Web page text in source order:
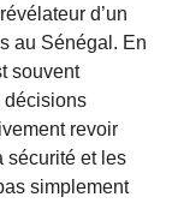
d’un
au Sénégal. En
souvent
décisions
revoir
sécurité et les
simplement